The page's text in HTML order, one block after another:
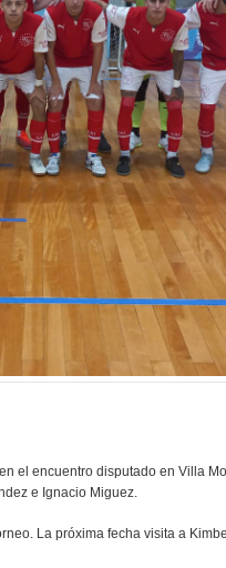
el encuentro disputado en Villa
e Ignacio Miguez.
La próxima fecha visita a